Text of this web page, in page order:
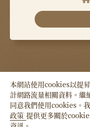
Copyright © HSIN
Right Reserved.
本網站使用cookies以提
計網路流量相關資料。繼
同意我們使用cookies。
政策 提供更多關於